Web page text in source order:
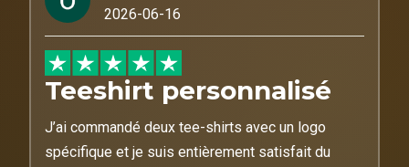
2026-06-16
Teeshirt personnalisé
J’ai commandé deux tee-shirts avec un logo
spécifique et je suis entièrement satisfait du